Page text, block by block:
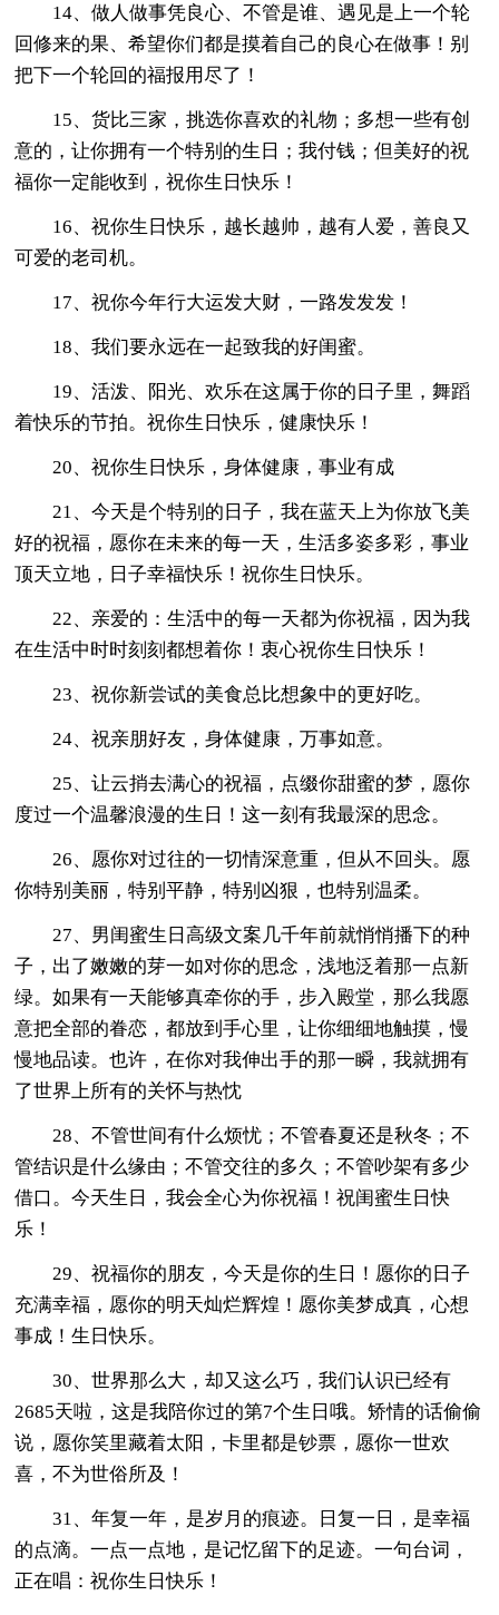
14、做人做事凭良心、不管是谁、遇见是上一个轮
回修来的果、希望你们都是摸着自己的良心在做事！别
把下一个轮回的福报用尽了！
15、货比三家，挑选你喜欢的礼物；多想一些有创
意的，让你拥有一个特别的生日；我付钱；但美好的祝
福你一定能收到，祝你生日快乐！
16、祝你生日快乐，越长越帅，越有人爱，善良又
可爱的老司机。
17、祝你今年行大运发大财，一路发发发！
18、我们要永远在一起致我的好闺蜜。
19、活泼、阳光、欢乐在这属于你的日子里，舞蹈
着快乐的节拍。祝你生日快乐，健康快乐！
20、祝你生日快乐，身体健康，事业有成
21、今天是个特别的日子，我在蓝天上为你放飞美
好的祝福，愿你在未来的每一天，生活多姿多彩，事业
顶天立地，日子幸福快乐！祝你生日快乐。
22、亲爱的：生活中的每一天都为你祝福，因为我
在生活中时时刻刻都想着你！衷心祝你生日快乐！
23、祝你新尝试的美食总比想象中的更好吃。
24、祝亲朋好友，身体健康，万事如意。
25、让云捎去满心的祝福，点缀你甜蜜的梦，愿你
度过一个温馨浪漫的生日！这一刻有我最深的思念。
26、愿你对过往的一切情深意重，但从不回头。愿
你特别美丽，特别平静，特别凶狠，也特别温柔。
27、男闺蜜生日高级文案几千年前就悄悄播下的种
子，出了嫩嫩的芽一如对你的思念，浅地泛着那一点新
绿。如果有一天能够真牵你的手，步入殿堂，那么我愿
意把全部的眷恋，都放到手心里，让你细细地触摸，慢
慢地品读。也许，在你对我伸出手的那一瞬，我就拥有
了世界上所有的关怀与热忱
28、不管世间有什么烦忧；不管春夏还是秋冬；不
管结识是什么缘由；不管交往的多久；不管吵架有多少
借口。今天生日，我会全心为你祝福！祝闺蜜生日快
乐！
29、祝福你的朋友，今天是你的生日！愿你的日子
充满幸福，愿你的明天灿烂辉煌！愿你美梦成真，心想
事成！生日快乐。
30、世界那么大，却又这么巧，我们认识已经有
2685天啦，这是我陪你过的第7个生日哦。矫情的话偷偷
说，愿你笑里藏着太阳，卡里都是钞票，愿你一世欢
喜，不为世俗所及！
31、年复一年，是岁月的痕迹。日复一日，是幸福
的点滴。一点一点地，是记忆留下的足迹。一句台词，
正在唱：祝你生日快乐！